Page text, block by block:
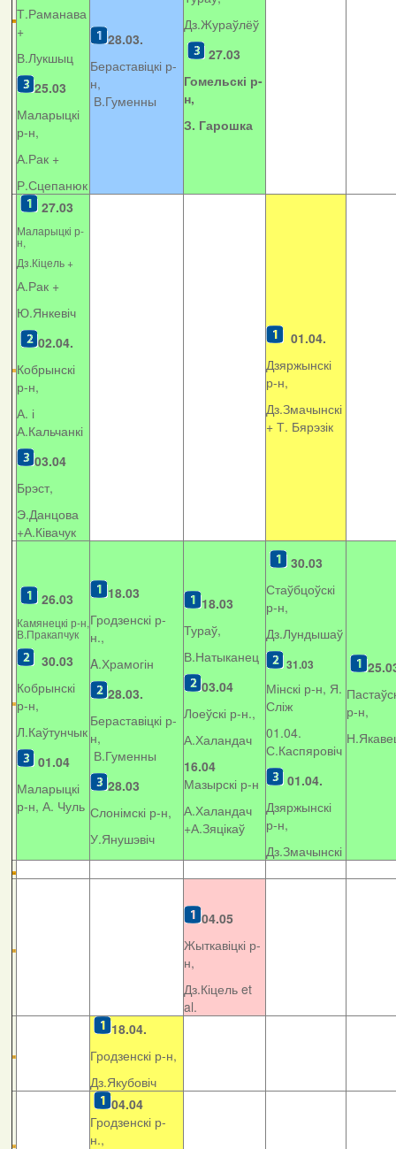
Т.Раманава
+
В.Лукшыц
25.03
Маларыцкі
р-н,
А.Рак +
Р.Сцепанюк
28.03.
Бераставіцкі р-
н,
В.Гуменны
Дз.Жураўлёў
27.03
Гомельскі р-
н,
З. Гарошка
27.03
Маларыцкі р-
н,
Дз.Кіцель +
А.Рак +
Ю.Янкевіч
02.04.
Кобрынскі
р-н,
А. і
А.Кальчанкі
03.04
Брэст,
Э.Данцова
+А.Ківачук
01.04.
Дзяржынскі
р-н,
Дз.Змачынскі
+ Т. Бярэзік
26.03
Камянецкі р-н,
В.Пракапчук
30.03
Кобрынскі
р-н,
Л.Каўтунчык
01.04
Маларыцкі
р-н, А. Чуль
18.03
Гродзенскі р-
н.,
A.Храмогін
28.03.
Бераставіцкі р-
н,
В.Гуменны
28.03
Слонімскі р-н,
У.Янушэвіч
18.03
Тураў,
В.Натыканец
03.04
Лоеўскі р-н.,
А.Халандач
16.04
Мазырскі р-н
А.Халандач
+А.Зяцікаў
30.03
Стаўбцоўскі
р-н,
Дз.Лундышаў
31.03
Мінскі р-н, Я.
Сліж
01.04.
С.Каспяровіч
01.04.
Дзяржынскі
р-н,
Дз.Змачынскі
р-н,
04.05
Жыткавіцкі р-
н,
Дз.Кіцель et
al.
18.04.
Гродзенскі р-н,
Дз.Якубовіч
04.04
Гродзенскі р-
н.,